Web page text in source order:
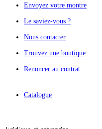
Envoyez votre montre
Le saviez-vous ?
Nous contacter
Trouvez une boutique
Renoncer au contrat
Catalogue